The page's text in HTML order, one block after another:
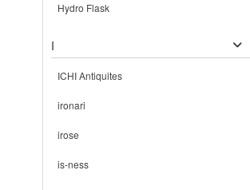
Hydro Flask
I
ICHI Antiquites
ironari
irose
is-ness